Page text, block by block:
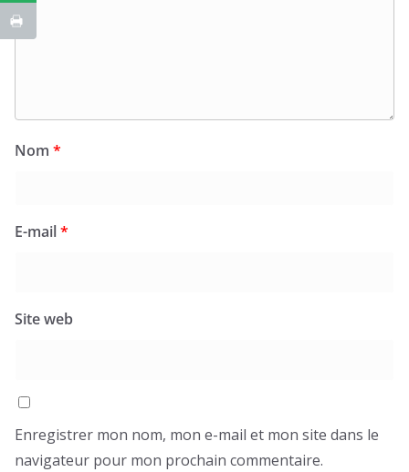
Nom *
E-mail*
Site web
Enregistrer mon nom, mon e-mail et mon site dans le
navigateur pour mon prochain commentaire.